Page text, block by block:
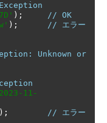
);
// OK
);
// エラー
Unknown or
11-
);
// エラー